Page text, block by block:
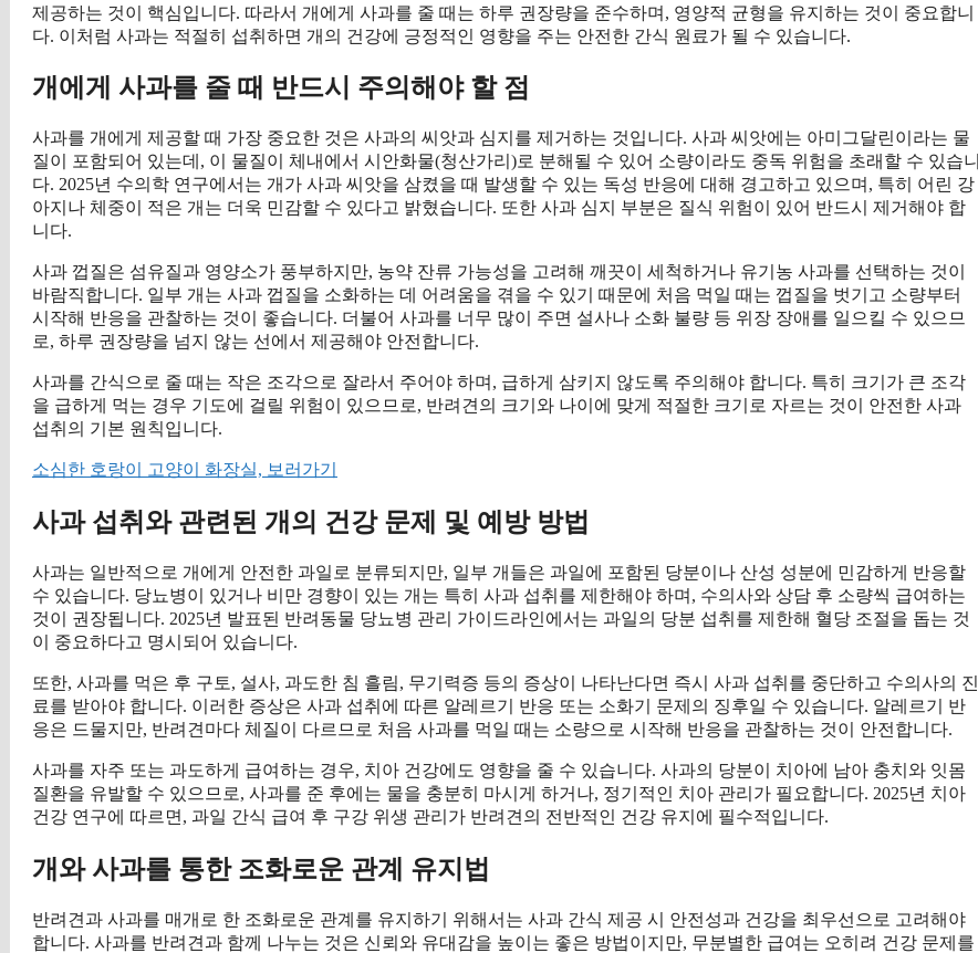
제공하는 것이 핵심입니다. 따라서 개에게 사과를 줄 때는 하루 권장량을 준수하며, 영양적 균형을 유지하는 것이 중요합니
다. 이처럼 사과는 적절히 섭취하면 개의 건강에 긍정적인 영향을 주는 안전한 간식 원료가 될 수 있습니다.
개에게 사과를 줄 때 반드시 주의해야 할 점
사과를 개에게 제공할 때 가장 중요한 것은 사과의 씨앗과 심지를 제거하는 것입니다. 사과 씨앗에는 아미그달린이라는 물
질이 포함되어 있는데, 이 물질이 체내에서 시안화물(청산가리)로 분해될 수 있어 소량이라도 중독 위험을 초래할 수 있습니
다. 2025년 수의학 연구에서는 개가 사과 씨앗을 삼켰을 때 발생할 수 있는 독성 반응에 대해 경고하고 있으며, 특히 어린 강
아지나 체중이 적은 개는 더욱 민감할 수 있다고 밝혔습니다. 또한 사과 심지 부분은 질식 위험이 있어 반드시 제거해야 합
니다.
사과 껍질은 섬유질과 영양소가 풍부하지만, 농약 잔류 가능성을 고려해 깨끗이 세척하거나 유기농 사과를 선택하는 것이
바람직합니다. 일부 개는 사과 껍질을 소화하는 데 어려움을 겪을 수 있기 때문에 처음 먹일 때는 껍질을 벗기고 소량부터
시작해 반응을 관찰하는 것이 좋습니다. 더불어 사과를 너무 많이 주면 설사나 소화 불량 등 위장 장애를 일으킬 수 있으므
로, 하루 권장량을 넘지 않는 선에서 제공해야 안전합니다.
사과를 간식으로 줄 때는 작은 조각으로 잘라서 주어야 하며, 급하게 삼키지 않도록 주의해야 합니다. 특히 크기가 큰 조각
을 급하게 먹는 경우 기도에 걸릴 위험이 있으므로, 반려견의 크기와 나이에 맞게 적절한 크기로 자르는 것이 안전한 사과
섭취의 기본 원칙입니다.
소심한 호랑이 고양이 화장실, 보러가기
사과 섭취와 관련된 개의 건강 문제 및 예방 방법
사과는 일반적으로 개에게 안전한 과일로 분류되지만, 일부 개들은 과일에 포함된 당분이나 산성 성분에 민감하게 반응할
수 있습니다. 당뇨병이 있거나 비만 경향이 있는 개는 특히 사과 섭취를 제한해야 하며, 수의사와 상담 후 소량씩 급여하는
것이 권장됩니다. 2025년 발표된 반려동물 당뇨병 관리 가이드라인에서는 과일의 당분 섭취를 제한해 혈당 조절을 돕는 것
이 중요하다고 명시되어 있습니다.
또한, 사과를 먹은 후 구토, 설사, 과도한 침 흘림, 무기력증 등의 증상이 나타난다면 즉시 사과 섭취를 중단하고 수의사의 진
료를 받아야 합니다. 이러한 증상은 사과 섭취에 따른 알레르기 반응 또는 소화기 문제의 징후일 수 있습니다. 알레르기 반
응은 드물지만, 반려견마다 체질이 다르므로 처음 사과를 먹일 때는 소량으로 시작해 반응을 관찰하는 것이 안전합니다.
사과를 자주 또는 과도하게 급여하는 경우, 치아 건강에도 영향을 줄 수 있습니다. 사과의 당분이 치아에 남아 충치와 잇몸
질환을 유발할 수 있으므로, 사과를 준 후에는 물을 충분히 마시게 하거나, 정기적인 치아 관리가 필요합니다. 2025년 치아
건강 연구에 따르면, 과일 간식 급여 후 구강 위생 관리가 반려견의 전반적인 건강 유지에 필수적입니다.
개와 사과를 통한 조화로운 관계 유지법
반려견과 사과를 매개로 한 조화로운 관계를 유지하기 위해서는 사과 간식 제공 시 안전성과 건강을 최우선으로 고려해야
합니다. 사과를 반려견과 함께 나누는 것은 신뢰와 유대감을 높이는 좋은 방법이지만, 무분별한 급여는 오히려 건강 문제를